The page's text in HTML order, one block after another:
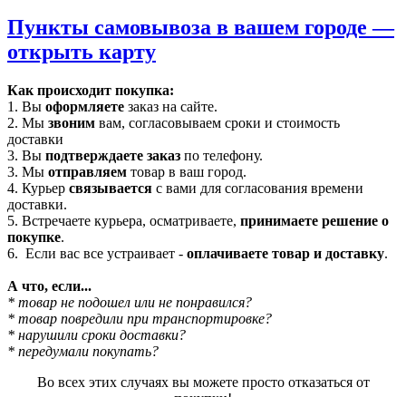
Пункты самовывоза в вашем городе —
открыть карту
Как происходит покупка:
1. Вы оформляете заказ на сайте.
2. Мы звоним вам, согласовываем сроки и стоимость
доставки
3. Вы подтверждаете заказ по телефону.
3. Мы отправляем товар в ваш город.
4. Курьер связывается с вами для согласования времени
доставки.
5. Встречаете курьера, осматриваете, принимаете решение о
покупке.
6. Если вас все устраивает - оплачиваете товар и доставку.
А что, если...
* товар не подошел или не понравился?
* товар повредили при транспортировке?
* нарушили сроки доставки?
* передумали покупать?
Во всех этих случаях вы можете просто отказаться от